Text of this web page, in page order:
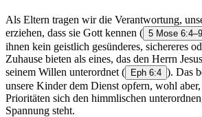
Als Eltern tragen wir die Verantwortung,
erziehen, dass sie Gott kennen ( 5 Mose 6:4–9
ihnen kein geistlich gesünderes, sichereres
Zuhause bieten als eines, das den Herrn
seinem Willen unterordnet ( Eph 6:4 ). Das
unsere Kinder dem Dienst opfern, wohl aber,
Prioritäten sich den himmlischen
Spannung steht.